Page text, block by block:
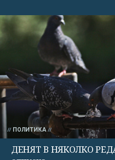
ПОЛИТИКА
ДЕНЯТ В НЯКОЛКО